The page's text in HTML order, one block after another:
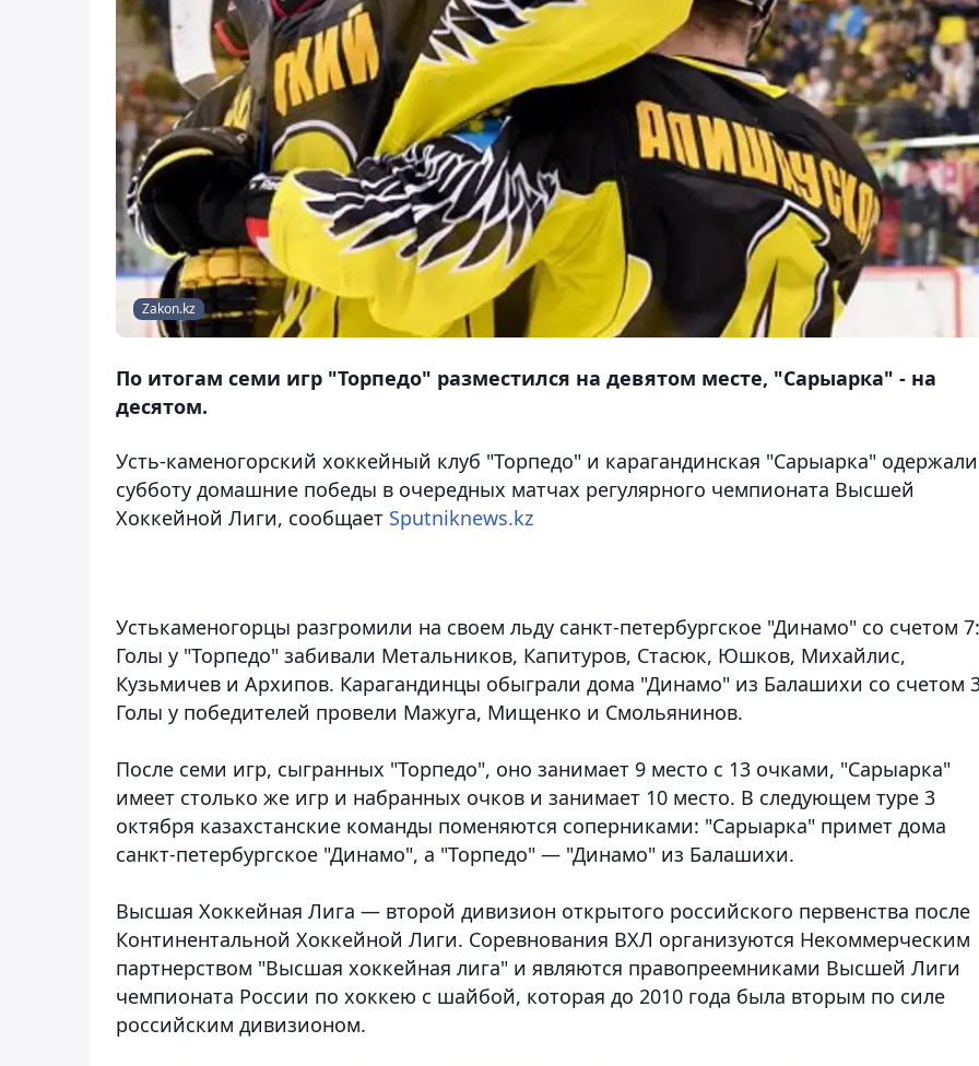
Zakon.kz
По итогам семи игр "Торпедо" разместился на девятом месте, "Сарыарка" - на
десятом.
Усть-каменогорский хоккейный клуб "Торпедо" и карагандинская "Сарыарка"
субботу домашние победы в очередных матчах регулярного чемпионата Высшей
Хоккейной Лиги, сообщает Sputniknews.kz
Устькаменогорцы разгромили на своем льду санкт-петербургское "Динамо" со счетом
Голы у "Торпедо" забивали Метальников, Капитуров, Стасюк, Юшков, Михайлис,
Кузьмичев и Архипов. Карагандинцы обыграли дома "Динамо" из Балашихи со счетом
Голы у победителей провели Мажуга, Мищенко и Смольянинов.
После семи игр, сыгранных "Торпедо", оно занимает 9 место с 13 очками, "Сарыарка"
имеет столько же игр и набранных очков и занимает 10 место. В следующем туре 3
октября казахстанские команды поменяются соперниками: "Сарыарка" примет дома
санкт-петербургское "Динамо", а "Торпедо" — "Динамо" из Балашихи.
Высшая Хоккейная Лига — второй дивизион открытого российского первенства после
Континентальной Хоккейной Лиги. Соревнования ВХЛ организуются Некоммерческим
партнерством "Высшая хоккейная лига" и являются правопреемниками Высшей Лиги
чемпионата России по хоккею с шайбой, которая до 2010 года была вторым по силе
российским дивизионом.